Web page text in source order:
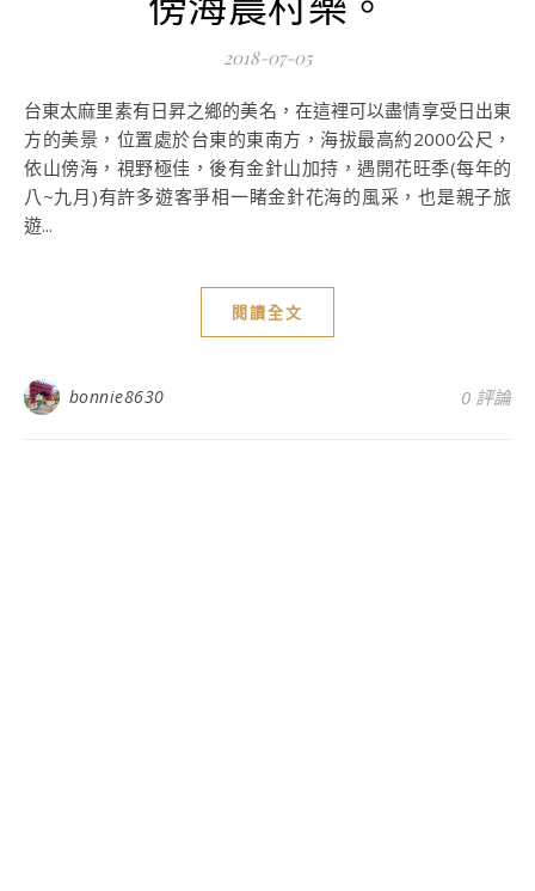
2018-07-05
台東太麻里素有日昇之鄉的美名，在這裡可以盡情享受日出東
方的美景，位置處於台東的東南方，海拔最高約2000公尺，
依山傍海，視野極佳，後有金針山加持，遇開花旺季(每年的
八~九月)有許多遊客爭相一睹金針花海的風采，也是親子旅
遊...
閱讀全文
bonnie8630 0 評論